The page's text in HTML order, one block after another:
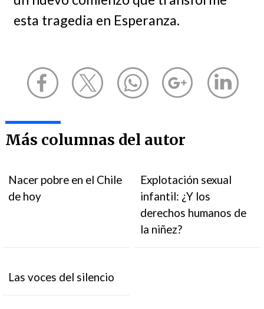
esta tragedia en Esperanza.
Más columnas del autor
Nacer pobre en el Chile
de hoy
Explotación sexual
infantil: ¿Y los
derechos humanos de
la niñez?
Las voces del silencio